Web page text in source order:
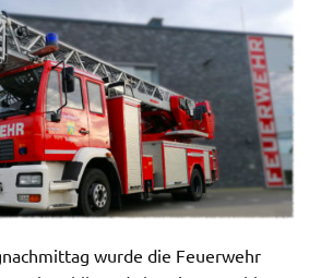
wurde die Feuerwehr